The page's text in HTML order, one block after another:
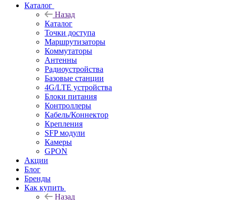
Каталог
Назад
Каталог
Точки доступа
Маршрутизаторы
Коммутаторы
Антенны
Радиоустройства
Базовые станции
4G/LTE устройства
Блоки питания
Контроллеры
Кабель/Коннектор
Крепления
SFP модули
Камеры
GPON
Акции
Блог
Бренды
Как купить
Назад